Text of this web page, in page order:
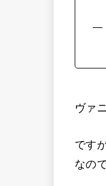
—
ヴァ
です
なの